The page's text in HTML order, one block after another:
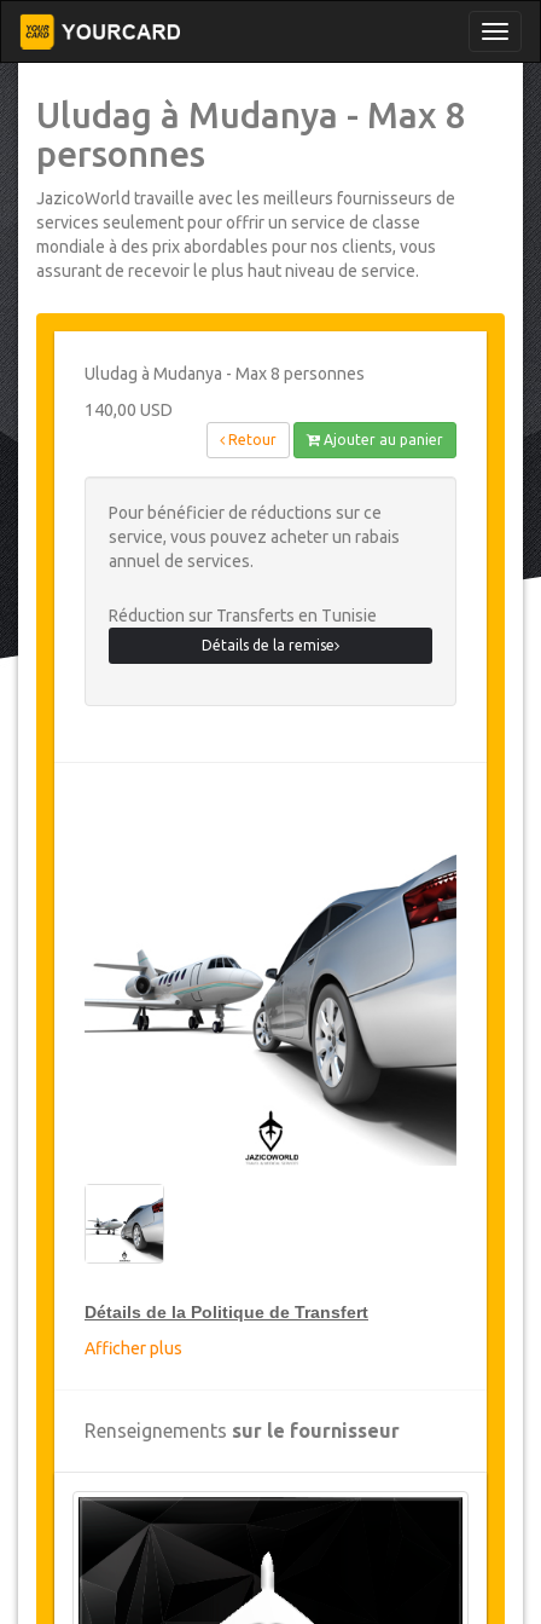
Uludag à Mudanya - Max 8
personnes
JazicoWorld travaille avec les meilleurs fournisseurs de
services seulement pour offrir un service de classe
mondiale à des prix abordables pour nos clients, vous
assurant de recevoir le plus haut niveau de service.
Uludag à Mudanya - Max 8 personnes
140,00 USD
Retour Ajouter au panier
Pour bénéficier de réductions sur ce
service, vous pouvez acheter un rabais
annuel de services.
Réduction sur Transferts en Tunisie
Détails de la remise
Détails de la Politique de Transfert
JazicoWorld offre pour les grands voyageurs,
15% de réduction sur les transferts
toute la Turquie et ce pendant une période de
12 mois, pour obtenir votre remise sur le
transfert, cliquez ci-dessus sur le bouton
Détails de la remise
Changements et Politique d'annulation
Afficher plus
Renseignements sur le fournisseur